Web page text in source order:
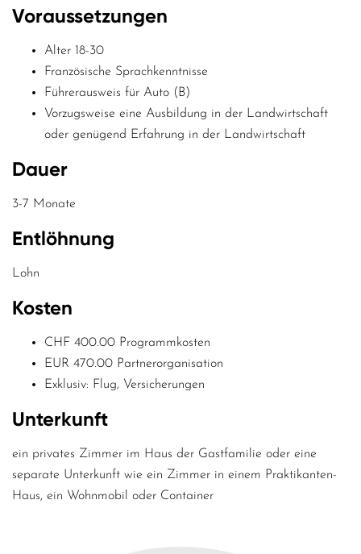
Voraussetzungen
Alter 18-30
Französische Sprachkenntnisse
Führerausweis für Auto (B)
Vorzugsweise eine Ausbildung in der Landwirtschaft
oder genügend Erfahrung in der Landwirtschaft
Dauer
3-7 Monate
Entlöhnung
Lohn
Kosten
CHF 400.00 Programmkosten
EUR 470.00 Partnerorganisation
Exklusiv: Flug, Versicherungen
Unterkunft
ein privates Zimmer im Haus der Gastfamilie oder eine
separate Unterkunft wie ein Zimmer in einem Praktikanten-
Haus, ein Wohnmobil oder Container